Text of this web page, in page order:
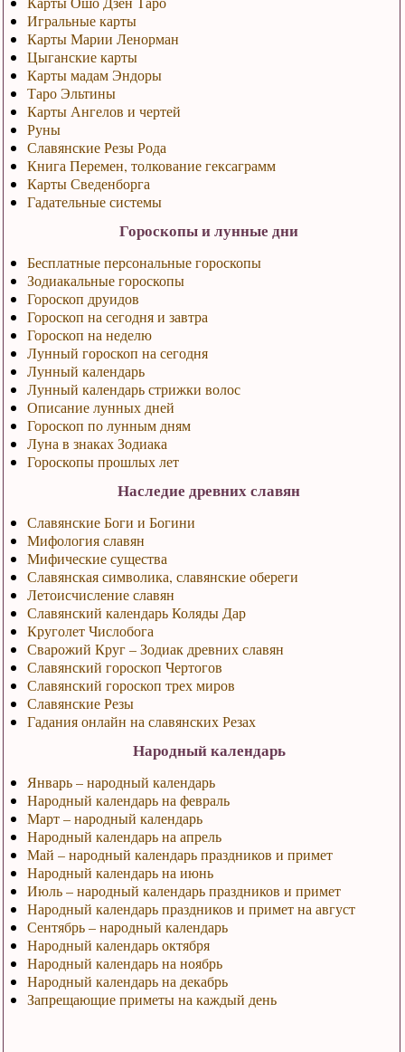
Игральные карты
Карты Марии Ленорман
Цыганские карты
Карты мадам Эндоры
Таро Эльтины
Карты Ангелов и чертей
Руны
Славянские Резы Рода
Книга Перемен, толкование гексаграмм
Карты Сведенборга
Гадательные системы
Гороскопы и лунные дни
Бесплатные персональные гороскопы
Зодиакальные гороскопы
Гороскоп друидов
Гороскоп на сегодня и завтра
Гороскоп на неделю
Лунный гороскоп на сегодня
Лунный календарь
Лунный календарь стрижки волос
Описание лунных дней
Гороскоп по лунным дням
Луна в знаках Зодиака
Гороскопы прошлых лет
Наследие древних славян
Славянские Боги и Богини
Мифология славян
Мифические существа
Славянская символика, славянские обереги
Летоисчисление славян
Славянский календарь Коляды Дар
Круголет Числобога
Сварожий Круг – Зодиак древних славян
Славянский гороскоп Чертогов
Славянский гороскоп трех миров
Славянские Резы
Гадания онлайн на славянских Резах
Народный календарь
Январь – народный календарь
Народный календарь на февраль
Март – народный календарь
Народный календарь на апрель
Май – народный календарь праздников и примет
Народный календарь на июнь
Июль – народный календарь праздников и примет
Народный календарь праздников и примет на август
Сентябрь – народный календарь
Народный календарь октября
Народный календарь на ноябрь
Народный календарь на декабрь
Запрещающие приметы на каждый день